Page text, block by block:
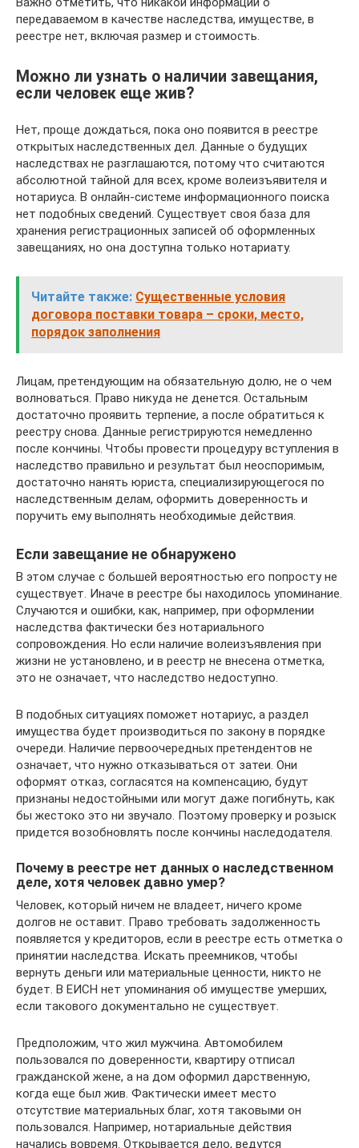
передаваемом в качестве наследства, имуществе, в
реестре нет, включая размер и стоимость.
Можно ли узнать о наличии завещания,
если человек еще жив?
Нет, проще дождаться, пока оно появится в реестре
открытых наследственных дел. Данные о будущих
наследствах не разглашаются, потому что считаются
абсолютной тайной для всех, кроме волеизъявителя и
нотариуса. В онлайн-системе информационного поиска
нет подобных сведений. Существует своя база для
хранения регистрационных записей об оформленных
завещаниях, но она доступна только нотариату.
Читайте также: Существенные условия
договора поставки товара – сроки, место,
порядок заполнения
Лицам, претендующим на обязательную долю, не о чем
волноваться. Право никуда не денется. Остальным
достаточно проявить терпение, а после обратиться к
реестру снова. Данные регистрируются немедленно
после кончины. Чтобы провести процедуру вступления в
наследство правильно и результат был неоспоримым,
достаточно нанять юриста, специализирующегося по
наследственным делам, оформить доверенность и
поручить ему выполнять необходимые действия.
Если завещание не обнаружено
В этом случае с большей вероятностью его попросту не
существует. Иначе в реестре бы находилось упоминание.
Случаются и ошибки, как, например, при оформлении
наследства фактически без нотариального
сопровождения. Но если наличие волеизъявления при
жизни не установлено, и в реестр не внесена отметка,
это не означает, что наследство недоступно.
В подобных ситуациях поможет нотариус, а раздел
имущества будет производиться по закону в порядке
очереди. Наличие первоочередных претендентов не
означает, что нужно отказываться от затеи. Они
оформят отказ, согласятся на компенсацию, будут
признаны недостойными или могут даже погибнуть, как
бы жестоко это ни звучало. Поэтому проверку и розыск
придется возобновлять после кончины наследодателя.
Почему в реестре нет данных о наследственном
деле, хотя человек давно умер?
Человек, который ничем не владеет, ничего кроме
долгов не оставит. Право требовать задолженность
появляется у кредиторов, если в реестре есть отметка о
принятии наследства. Искать преемников, чтобы
вернуть деньги или материальные ценности, никто не
будет. В ЕИСН нет упоминания об имуществе умерших,
если такового документально не существует.
Предположим, что жил мужчина. Автомобилем
пользовался по доверенности, квартиру отписал
гражданской жене, а на дом оформил дарственную,
когда еще был жив. Фактически имеет место
отсутствие материальных благ, хотя таковыми он
пользовался. Например, нотариальные действия
начались вовремя. Открывается дело, ведутся